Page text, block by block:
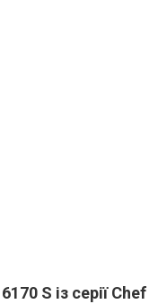
S із серії Chef